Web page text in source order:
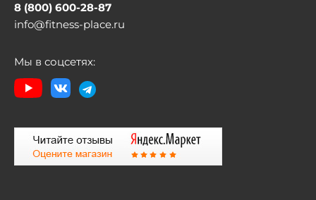
8 (800) 600-28-87
info@fitness-place.ru
Мы в соцсетях: